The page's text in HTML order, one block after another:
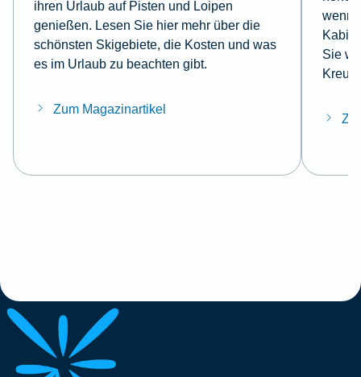
ihren Urlaub auf Pisten und Loipen
genießen. Lesen Sie hier mehr über die
schönsten Skigebiete, die Kosten und was
es im Urlaub zu beachten gibt.
Zum Magazinartikel
wenn
Sie